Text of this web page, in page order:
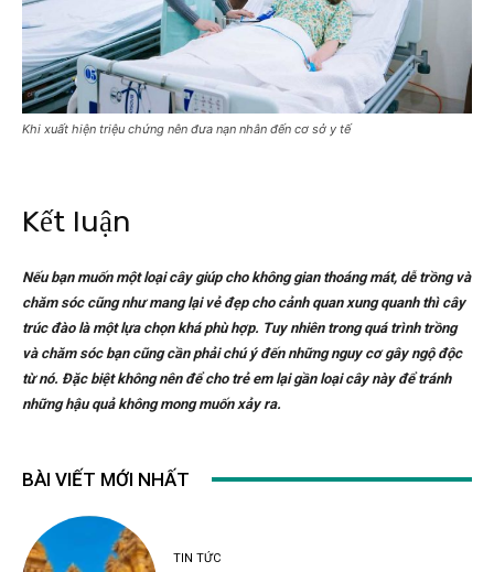
Khi xuất hiện triệu chứng nên đưa nạn nhân đến cơ sở y tế
Kết luận
Nếu bạn muốn một loại cây giúp cho không gian thoáng mát, dễ trồng và
chăm sóc cũng như mang lại vẻ đẹp cho cảnh quan xung quanh thì cây
trúc đào là một lựa chọn khá phù hợp. Tuy nhiên trong quá trình trồng
và chăm sóc bạn cũng cần phải chú ý đến những nguy cơ gây ngộ độc
từ nó. Đặc biệt không nên để cho trẻ em lại gần loại cây này để tránh
những hậu quả không mong muốn xảy ra.
BÀI VIẾT MỚI NHẤT
TIN TỨC